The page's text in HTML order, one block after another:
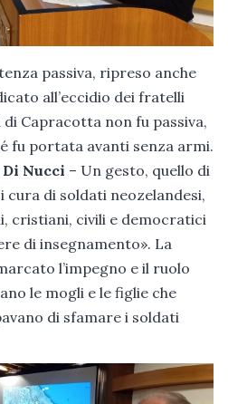
passiva, ripreso anche
all’eccidio dei fratelli
Capracotta non fu passiva,
fu portata avanti senza armi.
Nucci – Un gesto, quello di
di soldati neozelandesi,
cristiani, civili e democratici
di insegnamento». La
l’impegno e il ruolo
le mogli e le figlie che
di sfamare i soldati